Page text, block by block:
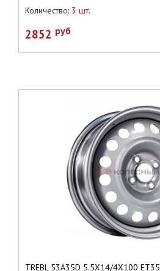
Количество: 3 шт.
2852 руб
TREBL 53A35D 5.5X14/4X100 ET35